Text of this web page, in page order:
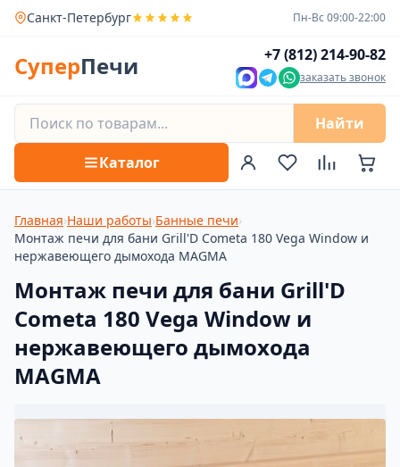
Санкт-Петербург Пн-Вс 09:00-22:00
СуперПечи +7 (812) 214-90-82
заказать звонок
Найти
Каталог
Главная›Наши работы›Банные печи›
Монтаж печи для бани Grill'D Cometa 180 Vega Window и
нержавеющего дымохода MAGMA
Монтаж печи для бани Grill'D
Cometa 180 Vega Window и
нержавеющего дымохода
MAGMA